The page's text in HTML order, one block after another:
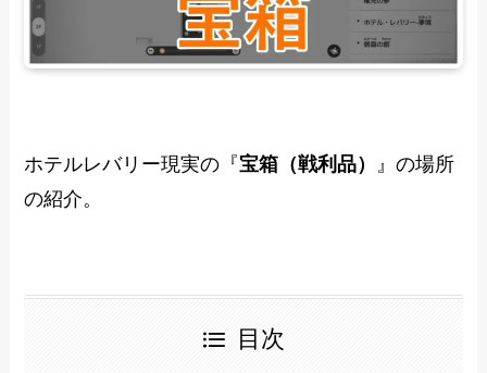
ホテルレバリー現実の『宝箱（戦利品） 』の場所
の紹介。
目次